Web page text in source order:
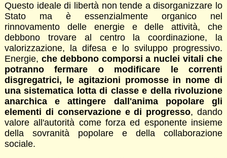
Questo ideale di libertà non tende a disorganizzare lo
Stato ma è essenzialmente organico nel
rinnovamento delle energie e delle attività, che
debbono trovare al centro la coordinazione, la
valorizzazione, la difesa e lo sviluppo progressivo.
Energie, che debbono comporsi a nuclei vitali che
potranno fermare o modificare le correnti
disgregatrici, le agitazioni promosse in nome di
una sistematica lotta di classe e della rivoluzione
anarchica e attingere dall'anima popolare gli
elementi di conservazione e di progresso, dando
valore all'autorità come forza ed esponente insieme
della sovranità popolare e della collaborazione
sociale.